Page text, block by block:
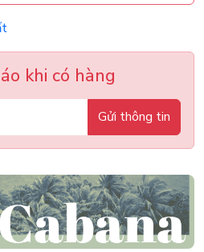
khi có hàng
Gửi thông tin